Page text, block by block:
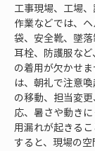
工事現場、工場
作業などでは、
袋、安全靴、墜落
耳栓、防護服な
の着用が欠かせ
は、朝礼で注意
の移動、担当変
応、暑さや動き
用漏れが起きる
すると、現場の